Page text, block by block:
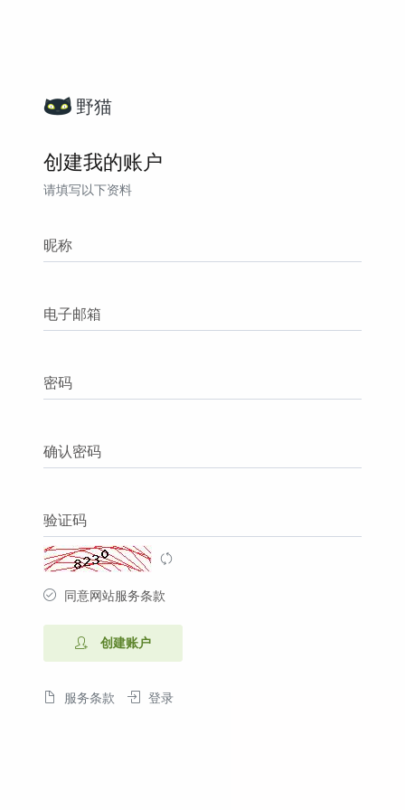
野猫
创建我的账户
请填写以下资料
昵称
电子邮箱
密码
确认密码
验证码
同意网站服务条款
创建账户
服务条款 登录